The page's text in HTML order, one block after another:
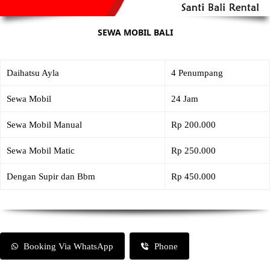
SEWA MOBIL BALI
Daihatsu Ayla 4 Penumpang
Sewa Mobil 24 Jam
Sewa Mobil Manual Rp 200.000
Sewa Mobil Matic Rp 250.000
Dengan Supir dan Bbm Rp 450.000
Booking Via WhatsApp Phone